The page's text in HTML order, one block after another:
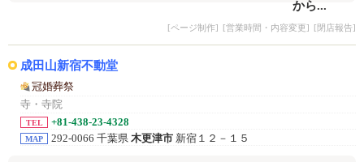
[ページ制作] [営業時間・内容変更] [閉店報告]
成田山新宿不動堂
冠婚葬祭
寺・寺院
TEL +81-438-23-4328
MAP 292-0066 千葉県 木更津市 新宿１２－１５